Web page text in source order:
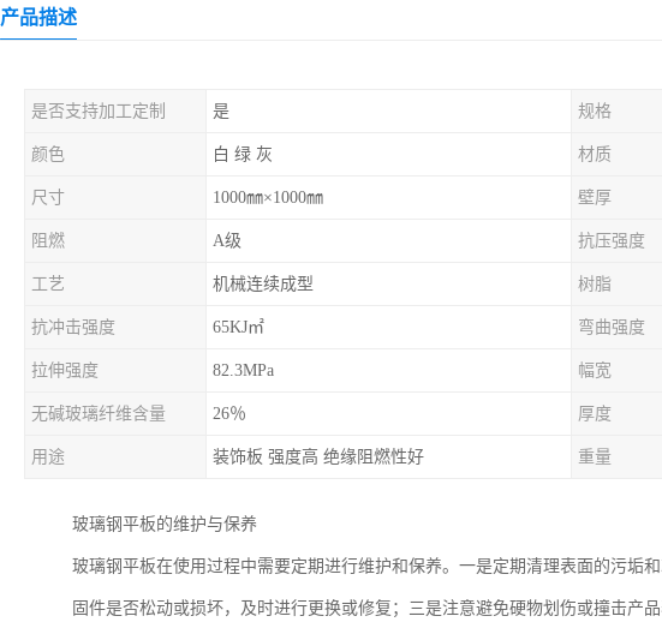
产品描述
是否支持加工定制 是 规格
颜色 白 绿 灰 材质
尺寸 1000㎜×1000㎜ 壁厚
阻燃 A级 抗压强度
工艺 机械连续成型 树脂
抗冲击强度 65KJ㎡ 弯曲强度
拉伸强度 82.3MPa 幅宽
无碱玻璃纤维含量 26％ 厚度
用途 装饰板 强度高 绝缘阻燃性好 重量
玻璃钢平板的维护与保养
玻璃钢平板在使用过程中需要定期进行维护和保养。一是定期清理表面的污垢
固件是否松动或损坏，及时进行更换或修复；三是注意避免硬物划伤或撞击产